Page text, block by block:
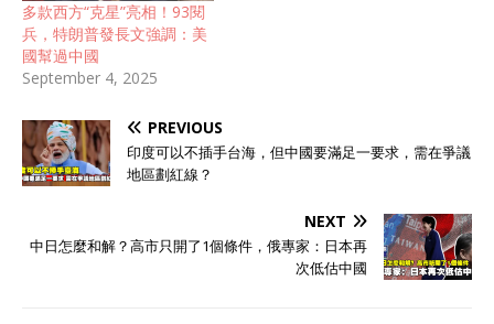
多款西方“克星”亮相！93閱
兵，特朗普發長文強調：美
國幫過中國
September 4, 2025
PREVIOUS
印度可以不插手台海，但中國要滿足一要求，需在爭議
地區劃紅線？
NEXT
中日怎麼和解？高市只開了1個條件，俄專家：日本再
次低估中國